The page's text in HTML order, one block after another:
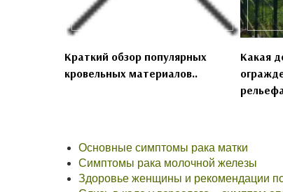
Краткий обзор популярных
кровельных материалов..
Какая
Основные симптомы рака матки
Симптомы рака молочной железы
Здоровье женщины и рекомендации